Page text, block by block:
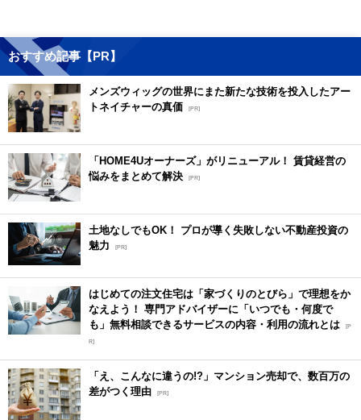
おすすめ記事【PR】
メンズウィッグの世界にまた新たな技術を投入したアー
トネイチャーの真価 [PR]
「HOME4Uオーナーズ」がリニューアル！ 賃貸経営の
悩みをまとめて解決 [PR]
土地なしでもOK！ プロが導く失敗しない不動産投資の
魅力
[PR]
はじめての注文住宅は「家づくりのとびら」で理想をか
なえよう！ 専門アドバイザーに「いつでも・何度で
も」無料相談できるサービスの内容・利用の流れとは [P
R]
「え、こんなに違うの!?」マンション売却で、数百万の
差がつく理由 [PR]